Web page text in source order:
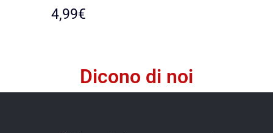
4,99€
Dicono di noi